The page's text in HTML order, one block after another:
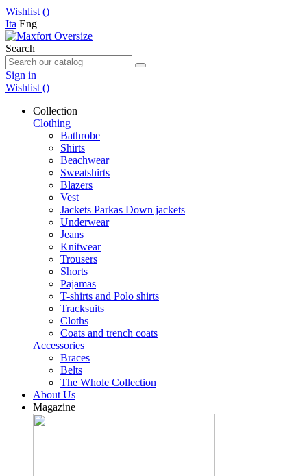
Wishlist ()
Ita Eng
Search
Sign in
Wishlist ()
Collection
Clothing
Bathrobe
Shirts
Beachwear
Sweatshirts
Blazers
Vest
Jackets Parkas Down jackets
Underwear
Jeans
Knitwear
Trousers
Shorts
Pajamas
T-shirts and Polo shirts
Tracksuits
Cloths
Coats and trench coats
Accessories
Braces
Belts
The Whole Collection
About Us
Magazine